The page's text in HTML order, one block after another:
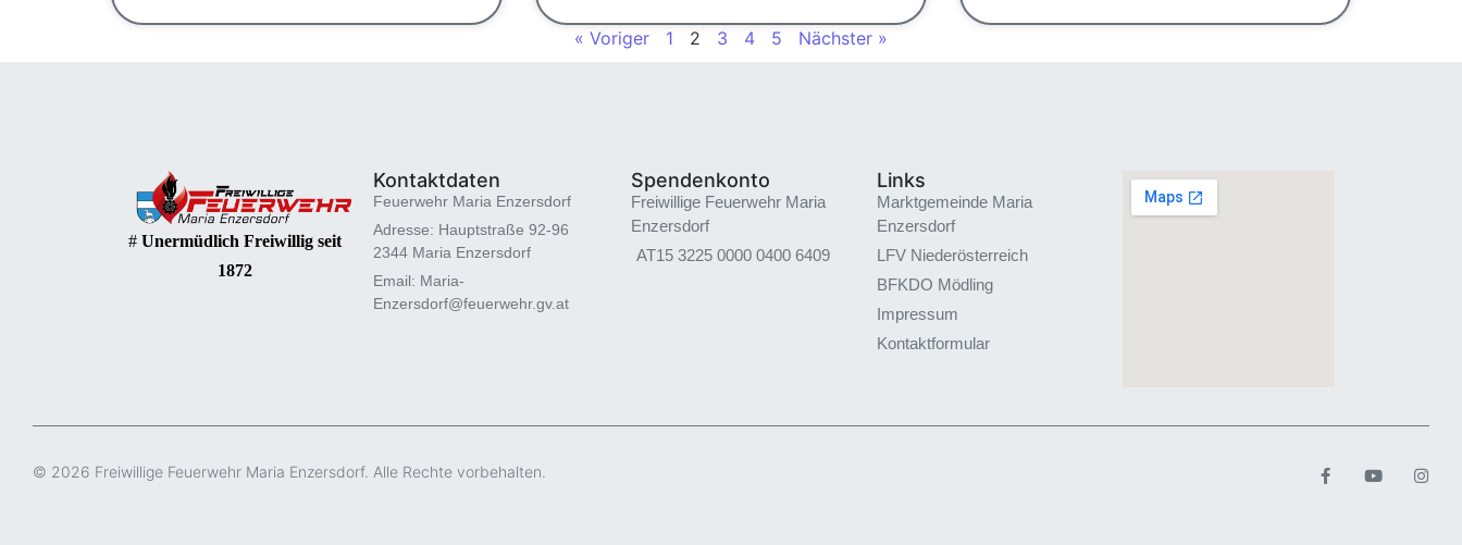
« Voriger 1 2 3 4 5 Nächster »
# Unermüdlich Freiwillig seit
1872
Kontaktdaten
Feuerwehr Maria Enzersdorf
Adresse: Hauptstraße 92-96
2344 Maria Enzersdorf
Email: Maria-
Enzersdorf@feuerwehr.gv.at
Spendenkonto
Freiwillige Feuerwehr Maria
Enzersdorf
AT15 3225 0000 0400 6409
Links
Marktgemeinde Maria
Enzersdorf
LFV Niederösterreich
BFKDO Mödling
Impressum
Kontaktformular
© 2026 Freiwillige Feuerwehr Maria Enzersdorf. Alle Rechte vorbehalten.